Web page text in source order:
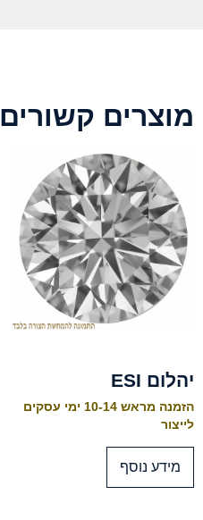
מוצרים קשורים
יהלום ESI
הזמנה מראש 10-14 ימי עסקים
לייצור
מידע נוסף